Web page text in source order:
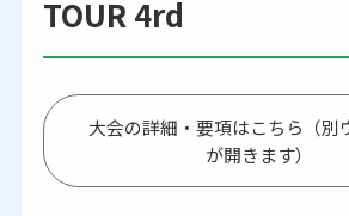
TOUR 4rd
大会の詳細・要項はこちら（別
が開きます）